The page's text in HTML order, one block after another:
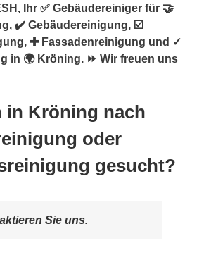
Ihr ✅ Gebäudereiniger für 🤝
✔️ Gebäudereinigung, ☑️
✚ Fassadenreinigung und ✓
in 🌍 Kröning. ⏩ Wir freuen uns
in Kröning nach
oder
gesucht?
Sie uns.